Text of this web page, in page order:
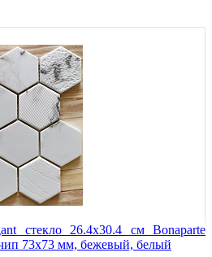
стекло 26.4х30.4 см Bonaparte
73х73 мм, бежевый, белый